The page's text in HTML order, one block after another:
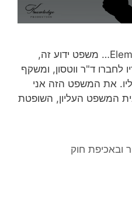
Elementary, my dear Watson… משפט ידוע זה,
לחברו ד"ר ווטסון, ומשקף
את המשפט הזה אני
המשפט העליון, השופטת
ובאכיפת חוק